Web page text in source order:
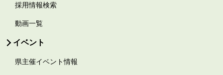
採用情報検索
動画一覧
イベント
県主催イベント情報